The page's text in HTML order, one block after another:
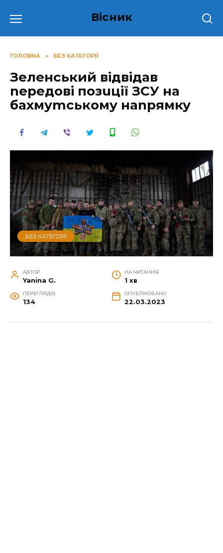
до
Вісник
ГОЛОВНА » БЕЗ КАТЕГОРІЇ
Зеленський відвідав
nередові позuції ЗСУ на
бахмуmському наnрямку
БЕЗ КАТЕГОРІЇ
АВТОР
Yanina G.
НА ЧИТАННЯ
1 хв
ПЕРЕГЛЯДІВ
134
ОПУБЛІКОВАНО
22.03.2023